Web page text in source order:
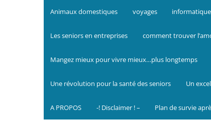
Animaux domestiques voyages
Les seniors en entreprises comment trouver
Mangez mieux pour vivre mieux…plus longtemps
Une révolution pour la santé des seniors Un
A PROPOS -! Disclaimer ! – Plan de survie